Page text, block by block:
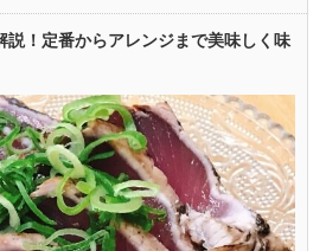
説！定番からアレンジまで美味しく味